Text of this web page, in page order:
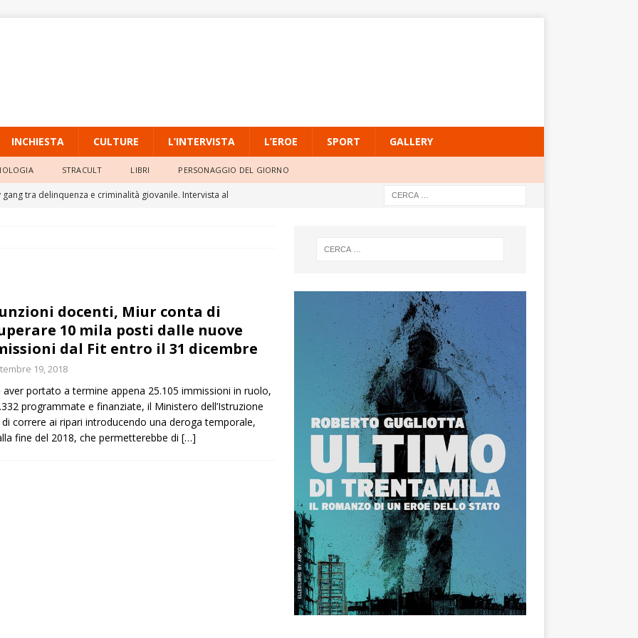
INCHIESTA CULTURE L’INTERVISTA L’EROE SPORT GALLERY
STRACULT LIBRI PERSONAGGIO DEL GIORNO
gang tra delinquenza e criminalità giovanile. Intervista al
della Prefettura
ATTUALITÀ
SI BRINDA CON IL PROFUMO DELLA SICILIA
NOT? 2026 È L’EDIZIONE DEI RECORD: MIGLIAIA DI PRESENZE A
ISTANTANEA
docenti, Miur conta di
10 mila posti dalle nuove
dal Fit entro il 31 dicembre
19, 2018
aver portato a termine appena 25.105 immissioni in ruolo,
programmate e finanziate, il Ministero dell’Istruzione
di correre ai ripari introducendo una deroga temporale,
fine del 2018, che permetterebbe di […]